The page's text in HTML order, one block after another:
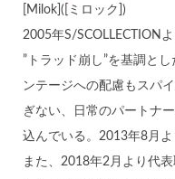
[Milok]([ミロック])
2005年S/SCOLLECTIONよ
”トラッド崩し”を基調と
ンテージへの配慮もスパ
ぎない、日常のパートナ
込んでいる。2013年8月
また、2018年2月より代